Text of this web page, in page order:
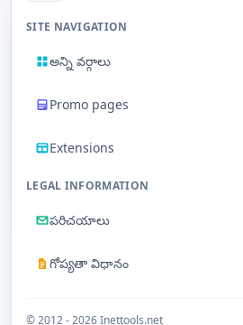
SITE NAVIGATION
అన్ని వర్గాలు
Promo pages
Extensions
LEGAL INFORMATION
పరిచయాలు
గోప్యతా విధానం
© 2012 - 2026 Inettools.net